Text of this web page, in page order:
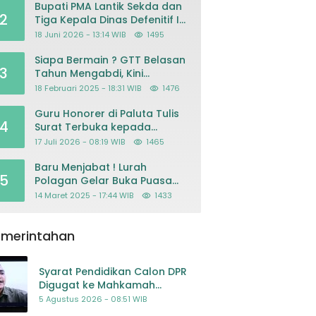
2
Bupati PMA Lantik Sekda dan
Tiga Kepala Dinas Defenitif Ini
orangnya
18 Juni 2026 - 13:14 WIB 1495
3
Siapa Bermain ? GTT Belasan
Tahun Mengabdi, Kini
Dikeluarkan Sepihak Dari
18 Februari 2025 - 18:31 WIB 1476
Guru Honorer di Paluta Tulis
Surat Terbuka kepada
Presiden Prabowo, Mohon
Kriminalisasi
17 Juli 2026 - 08:19 WIB 1465
Baru Menjabat ! Lurah
Polagan Gelar Buka Puasa
Bersama
14 Maret 2025 - 17:44 WIB 1433
Syarat Pendidikan Calon DPR
Digugat ke Mahkamah
Konstitusi
5 Agustus 2026 - 08:51 WIB